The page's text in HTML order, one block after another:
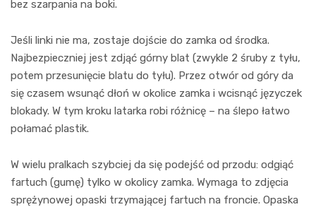
bez szarpania na boki.
Jeśli linki nie ma, zostaje dojście do zamka od środka.
Najbezpieczniej jest zdjąć górny blat (zwykle 2 śruby z tyłu,
potem przesunięcie blatu do tyłu). Przez otwór od góry da
się czasem wsunąć dłoń w okolice zamka i wcisnąć języczek
blokady. W tym kroku latarka robi różnicę – na ślepo łatwo
połamać plastik.
W wielu pralkach szybciej da się podejść od przodu: odgiąć
fartuch (gumę) tylko w okolicy zamka. Wymaga to zdjęcia
sprężynowej opaski trzymającej fartuch na froncie. Opaska